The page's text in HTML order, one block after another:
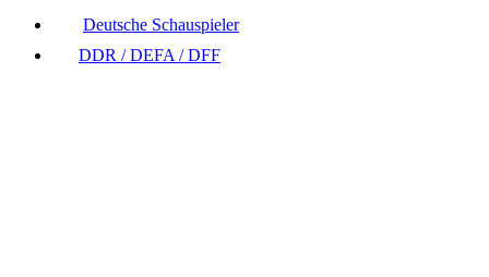
Deutsche Schauspieler
DDR / DEFA / DFF